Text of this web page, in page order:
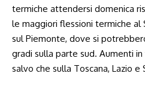
termiche attendersi domenica
le maggiori flessioni termiche al
sul Piemonte, dove si
gradi sulla parte sud. Aumenti
salvo che sulla Toscana, Lazio e